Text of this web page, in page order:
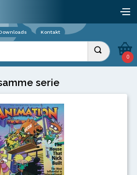
Kontakt
Udfør søgning
0
serie